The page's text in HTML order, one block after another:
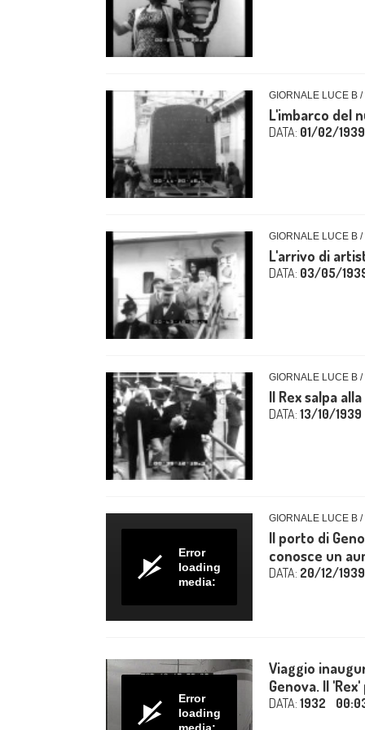
GIORNALE LUCE B
L'imbarco del
DATA: 01/02/1939
GIORNALE LUCE B
L'arrivo di
DATA: 03/05/
GIORNALE LUCE B
Il Rex salpa
DATA: 13/10/1939
Error
loading
media:
GIORNALE LUCE B
Il porto di
conosce un
DATA: 20/12/1939
Error
loading
Viaggio
Genova. Il
DATA: 1932